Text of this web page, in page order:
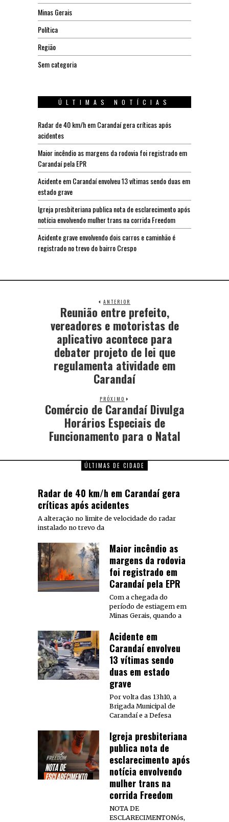
Minas Gerais
Política
Região
Sem categoria
ÚLTIMAS NOTÍCIAS
Radar de 40 km/h em Carandaí gera críticas após
acidentes
Maior incêndio as margens da rodovia foi registrado em
Carandaí pela EPR
Acidente em Carandaí envolveu 13 vítimas sendo duas em
estado grave
Igreja presbiteriana publica nota de esclarecimento após
notícia envolvendo mulher trans na corrida Freedom
Acidente grave envolvendo dois carros e caminhão é
registrado no trevo do bairro Crespo
ANTERIOR
Reunião entre prefeito,
vereadores e motoristas de
aplicativo acontece para
debater projeto de lei que
regulamenta atividade em
Carandaí
PRÓXIMO
Comércio de Carandaí Divulga
Horários Especiais de
Funcionamento para o Natal
ÚLTIMAS DE CIDADE
Radar de 40 km/h em Carandaí gera
críticas após acidentes
A alteração no limite de velocidade do radar
instalado no trevo da
Maior incêndio as
margens da rodovia
foi registrado em
Carandaí pela EPR
Com a chegada do
período de estiagem em
Minas Gerais, quando a
Acidente em
Carandaí envolveu
13 vítimas sendo
duas em estado
grave
Por volta das 13h10, a
Brigada Municipal de
Carandaí e a Defesa
Igreja presbiteriana
publica nota de
esclarecimento após
notícia envolvendo
mulher trans na
corrida Freedom
NOTA DE
ESCLARECIMENTONós,